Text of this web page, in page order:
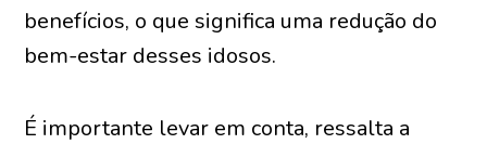
benefícios, o que significa uma redução do
bem-estar desses idosos.
É importante levar em conta, ressalta a